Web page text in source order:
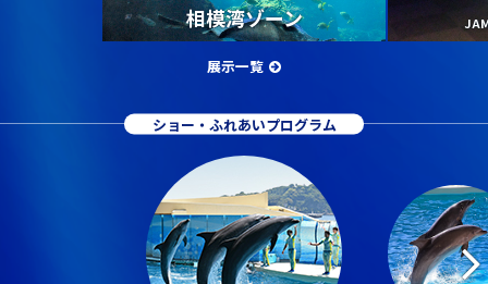
相模湾ゾーン
展示一覧
ショー・ふれあいプログラム